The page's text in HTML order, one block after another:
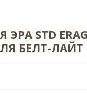
STD
БЕЛТ-ЛАЙТ